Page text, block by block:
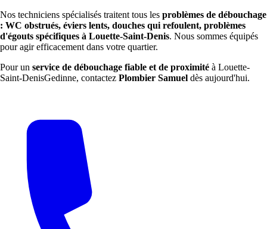
Nos techniciens spécialisés traitent tous les problèmes de débouchage
: WC obstrués, éviers lents, douches qui refoulent, problèmes
d'égouts spécifiques à Louette-Saint-Denis. Nous sommes équipés
pour agir efficacement dans votre quartier.
Pour un service de débouchage fiable et de proximité à Louette-
Saint-DenisGedinne, contactez Plombier Samuel dès aujourd'hui.